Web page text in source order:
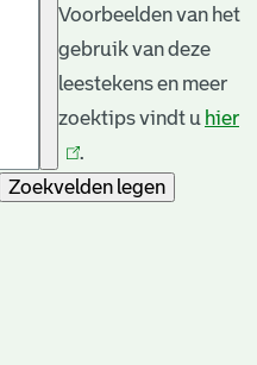
Voorbeelden van het
gebruik van deze
leestekens en meer
zoektips vindt u hier
.
Zoekvelden legen